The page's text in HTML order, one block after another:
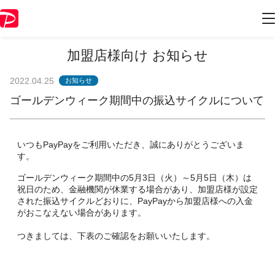
加盟店様向け お知らせ
2022.04.25 お知らせ
ゴールデンウィーク期間中の振込サイクルについて
いつもPayPayをご利用いただき、誠にありがとうございま
す。
ゴールデンウィーク期間中の5月3日（火）～5月5日（木）は
祝日のため、金融機関が休業する場合があり、加盟店様が設定
された振込サイクルどおりに、PayPayから加盟店様への入金
がおこなえない場合があります。
つきましては、下表のご確認をお願いいたします。